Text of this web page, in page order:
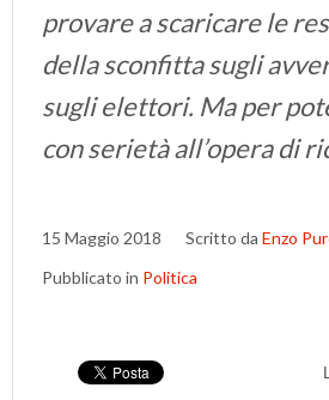
provare a scaricare le
della sconfitta sugli
sugli elettori. Ma per
con serietà all’opera di
15 Maggio 2018 Scritto da Enzo
Pubblicato in Politica